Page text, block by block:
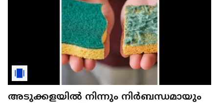
അടുക്കളയിൽ നിന്നും നിർബന്ധമായും